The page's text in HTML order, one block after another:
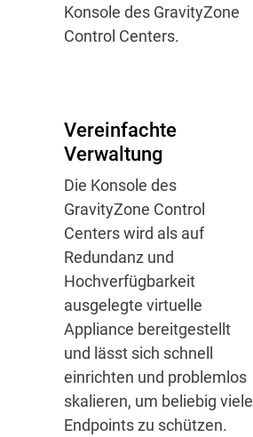
Konsole des GravityZone
Control Centers.
Vereinfachte
Verwaltung
Die Konsole des
GravityZone Control
Centers wird als auf
Redundanz und
Hochverfügbarkeit
ausgelegte virtuelle
Appliance bereitgestellt
und lässt sich schnell
einrichten und problemlos
skalieren, um beliebig viele
Endpoints zu schützen.